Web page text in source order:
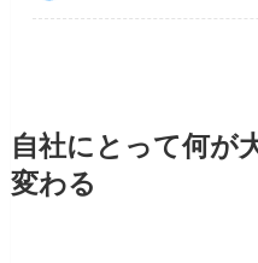
自社にとって何が
変わる